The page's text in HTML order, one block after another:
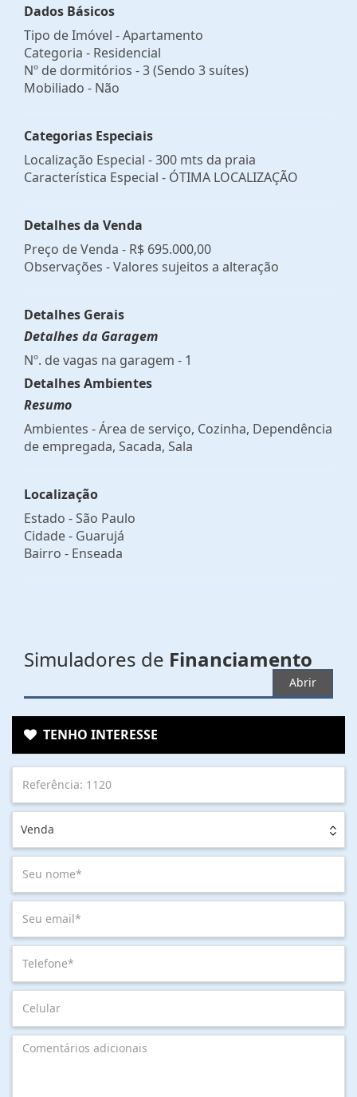
Dados Básicos
Tipo de Imóvel - Apartamento
Categoria - Residencial
Nº de dormitórios - 3 (Sendo 3 suítes)
Mobiliado - Não
Categorias Especiais
Localização Especial - 300 mts da praia
Característica Especial - ÓTIMA LOCALIZAÇÃO
Detalhes da Venda
Preço de Venda - R$ 695.000,00
Observações - Valores sujeitos a alteração
Detalhes Gerais
Detalhes da Garagem
Nº. de vagas na garagem - 1
Detalhes Ambientes
Resumo
Ambientes - Área de serviço, Cozinha, Dependência
de empregada, Sacada, Sala
Localização
Estado -São Paulo
Cidade - Guarujá
Bairro - Enseada
Simuladores de Financiamento
Abrir
TENHO INTERESSE
Venda